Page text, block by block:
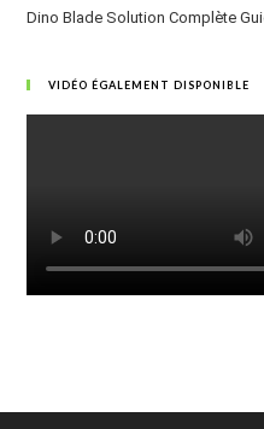
Dino Blade Solution Complète
VIDÉO ÉGALEMENT DISPONIBLE